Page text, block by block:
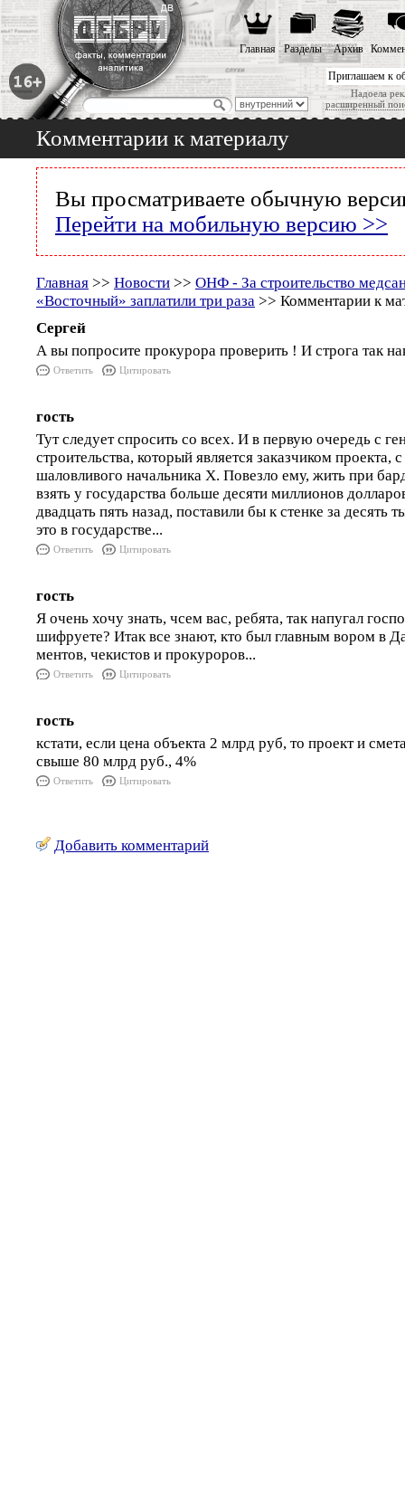
Приглашаем к
Надоела
расширенный
Главная Разделы Архив
Комментарии к материалу
Вы просматриваете обычную
Перейти на мобильную версию >>
Главная >> Новости >> ОНФ - За строительство
«Восточный» заплатили три раза >> Комментарии к
Сергей
А вы попросите прокурора проверить ! И строга так
Ответить Цитировать
гость
Тут следует спросить со всех. И в первую очередь с
строительства, который является заказчиком проекта,
шаловливого начальника Х. Повезло ему, жить при
взять у государства больше десяти миллионов
двадцать пять назад, поставили бы к стенке за десять
это в государстве...
Ответить Цитировать
гость
Я очень хочу знать, чсем вас, ребята, так напугал
шифруете? Итак все знают, кто был главным вором в
ментов, чекистов и прокуроров...
Ответить Цитировать
гость
кстати, если цена объекта 2 млрд руб, то проект и
свыше 80 млрд руб., 4%
Ответить Цитировать
Добавить комментарий